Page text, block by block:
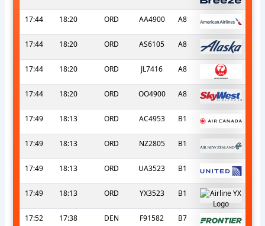
17:44 18:20 ORD AA4900 A8
17:44 18:20 ORD AS6105 A8
17:44 18:20 ORD JL7416 A8
17:44 18:20 ORD OO4900 A8
17:49 18:13 ORD AC4953 B1
17:49 18:13 ORD NZ2805 B1
17:49 18:13 ORD UA3523 B1
17:49 18:13 ORD YX3523 B1
17:52 17:38 DEN F91582 B7